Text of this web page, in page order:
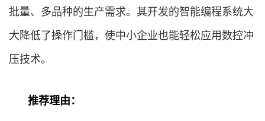
批量、多品种的生产需求。其开发的智能编程系统大
大降低了操作门槛，使中小企业也能轻松应用数控冲
压技术。
推荐理由：